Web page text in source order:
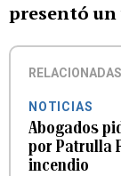
presentó un
RELACIONADAS
NOTICIAS
Abogados
por Patrulla
incendio